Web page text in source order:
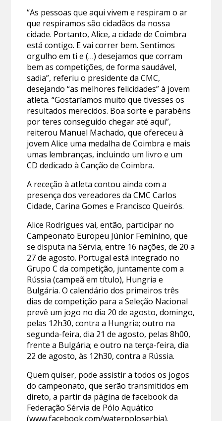
“As pessoas que aqui vivem e respiram o ar
que respiramos são cidadãos da nossa
cidade. Portanto, Alice, a cidade de Coimbra
está contigo. E vai correr bem. Sentimos
orgulho em ti e (…) desejamos que corram
bem as competições, de forma saudável,
sadia”, referiu o presidente da CMC,
desejando “as melhores felicidades” à jovem
atleta. “Gostaríamos muito que tivesses os
resultados merecidos. Boa sorte e parabéns
por teres conseguido chegar até aqui”,
reiterou Manuel Machado, que ofereceu à
jovem Alice uma medalha de Coimbra e mais
umas lembranças, incluindo um livro e um
CD dedicado à Canção de Coimbra.
A receção à atleta contou ainda com a
presença dos vereadores da CMC Carlos
Cidade, Carina Gomes e Francisco Queirós.
Alice Rodrigues vai, então, participar no
Campeonato Europeu Júnior Feminino, que
se disputa na Sérvia, entre 16 nações, de 20 a
27 de agosto. Portugal está integrado no
Grupo C da competição, juntamente com a
Rússia (campeã em título), Hungria e
Bulgária. O calendário dos primeiros três
dias de competição para a Seleção Nacional
prevê um jogo no dia 20 de agosto, domingo,
pelas 12h30, contra a Hungria; outro na
segunda-feira, dia 21 de agosto, pelas 8h00,
frente a Bulgária; e outro na terça-feira, dia
22 de agosto, às 12h30, contra a Rússia.
Quem quiser, pode assistir a todos os jogos
do campeonato, que serão transmitidos em
direto, a partir da página de facebook da
Federação Sérvia de Pólo Aquático
(www.facebook.com/waterpoloserbia).